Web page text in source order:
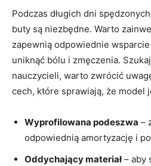
Podczas długich dni
buty są niezbędne. Warto
zapewnią ‍odpowiednie
uniknąć​ bólu i zmęczenia.
nauczycieli, warto zwrócić
cech, które sprawiają, że model
Wyprofilowana podeszwa –
odpowiednią ​amortyzację i
Oddychający materiał– aby